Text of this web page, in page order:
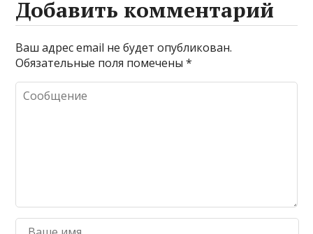
Добавить комментарий
Ваш адрес email не будет опубликован.
Обязательные поля помечены*